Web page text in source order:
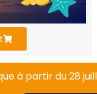
n
à partir du 28